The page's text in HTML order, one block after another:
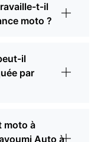
t-il
moto ?
il
par
moto à
Auto à